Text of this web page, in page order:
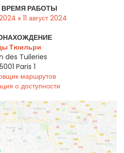
РАБОТЫ
к 11 август 2024
Тюильри
des Tuileries
Paris 1
маршрутов
о доступности